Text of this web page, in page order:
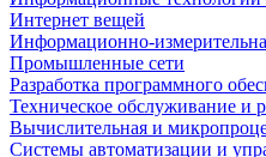
Интернет вещей
Информационно-
Промышленные сети
Разработка программного
Техническое обслуживание и
Вычислительная и
Системы автоматизации и